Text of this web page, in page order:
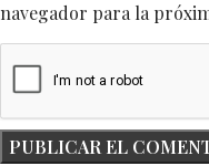
navegador para la